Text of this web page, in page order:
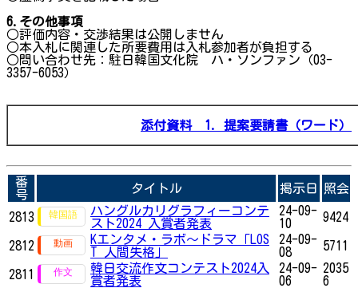
6. その他事項
○評価内容・交渉結果は公開しません
○本入札に関連した所要費用は入札参加者が負担する
○問い合わせ先：駐日韓国文化院 ハ・ソンファン（03-
3357-6053）
添付資料 1. 提案要請書（ワード）
番
号
タイトル 掲示日 照会
2813
ハングルカリグラフィーコンテ
スト2024 入賞者発表
24-09-
10
9424
2812
Kエンタメ・ラボ～ドラマ「LOS
T 人間失格」
24-09-
08
5711
2811
韓日交流作文コンテスト2024入
賞者発表
24-09-
06
2035
6